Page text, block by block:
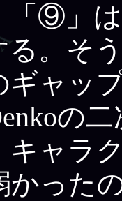
「⑨」
る。そ
ギャッ
の
キャラ
かった